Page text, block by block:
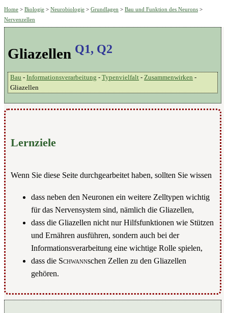
Home > Biologie > Neurobiologie > Grundlagen > Bau und Funktion des Neurons >
Nervenzellen
Gliazellen Q1, Q2
Bau -Informationsverarbeitung -Typenvielfalt -Zusammenwirken -
Gliazellen
Lernziele
Wenn Sie diese Seite durchgearbeitet haben, sollten Sie wissen
dass neben den Neuronen ein weitere Zelltypen wichtig
für das Nervensystem sind, nämlich die Gliazellen,
dass die Gliazellen nicht nur Hilfsfunktionen wie Stützen
und Ernähren ausführen, sondern auch bei der
Informationsverarbeitung eine wichtige Rolle spielen,
dass die Schwannschen Zellen zu den Gliazellen
gehören.